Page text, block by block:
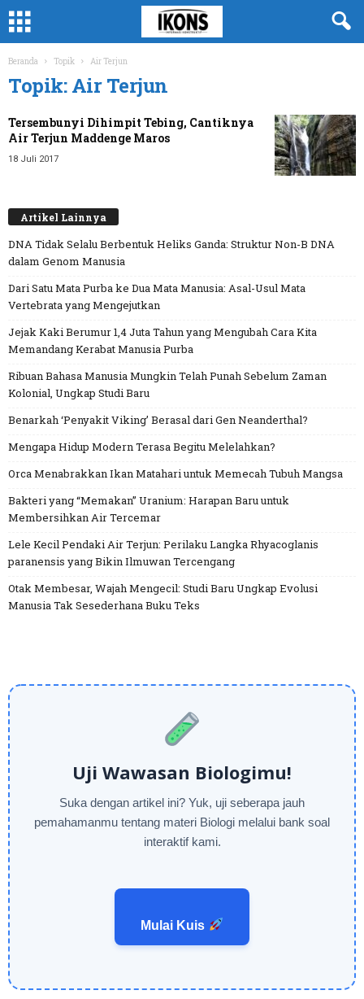
Beranda Topik Air Terjun
Topik: Air Terjun
Tersembunyi Dihimpit Tebing, Cantiknya
Air Terjun Maddenge Maros
18 Juli 2017
Artikel Lainnya
DNA Tidak Selalu Berbentuk Heliks Ganda: Struktur Non-B DNA
dalam Genom Manusia
Dari Satu Mata Purba ke Dua Mata Manusia: Asal-Usul Mata
Vertebrata yang Mengejutkan
Jejak Kaki Berumur 1,4 Juta Tahun yang Mengubah Cara Kita
Memandang Kerabat Manusia Purba
Ribuan Bahasa Manusia Mungkin Telah Punah Sebelum Zaman
Kolonial, Ungkap Studi Baru
Benarkah ‘Penyakit Viking’ Berasal dari Gen Neanderthal?
Mengapa Hidup Modern Terasa Begitu Melelahkan?
Orca Menabrakkan Ikan Matahari untuk Memecah Tubuh Mangsa
Bakteri yang “Memakan” Uranium: Harapan Baru untuk
Membersihkan Air Tercemar
Lele Kecil Pendaki Air Terjun: Perilaku Langka Rhyacoglanis
paranensis yang Bikin Ilmuwan Tercengang
Otak Membesar, Wajah Mengecil: Studi Baru Ungkap Evolusi
Manusia Tak Sesederhana Buku Teks
Uji Wawasan Biologimu!
Suka dengan artikel ini? Yuk, uji seberapa jauh
pemahamanmu tentang materi Biologi melalui bank soal
interaktif kami.
Mulai Kuis